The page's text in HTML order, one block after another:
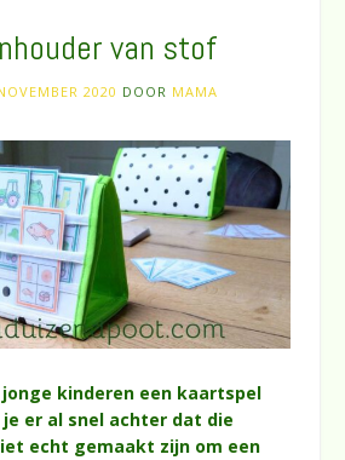
van stof
2020 DOOR MAMA
kinderen een kaartspel
er al snel achter dat die
echt gemaakt zijn om een